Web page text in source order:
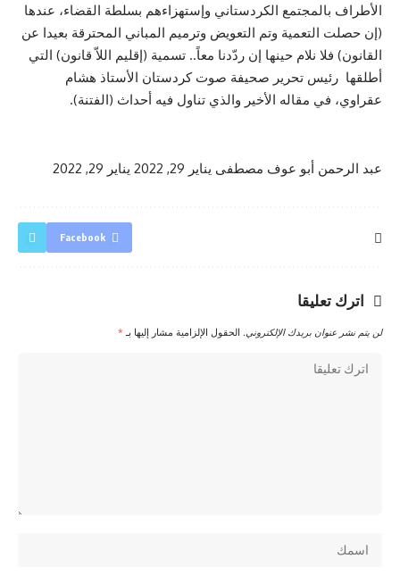
الأطراف بالمجتمع الكردستاني وإستهزاءهم بسلطة القضاء، عندها
(إن حصلت التعمية وتم التعويض وترميم المباني المحترقة بعيدا عن
القانون) فلا نلام حينها إن ردّدنا معاً.. تسمية (إقليم اللاّ قانون) التي
أطلقها رئيس تحرير صحيفة صوت كردستان الأستاذ هشام
عقراوي، في مقاله الأخير والذي تناول فيه أحداث (الفتنة).
عبد الرحمن أبو عوف مصطفى يناير 29, 2022 يناير 29, 2022
Facebook
اترك تعليقا
لن يتم نشر عنوان بريدك الإلكتروني. الحقول الإلزامية مشار إليها بـ *